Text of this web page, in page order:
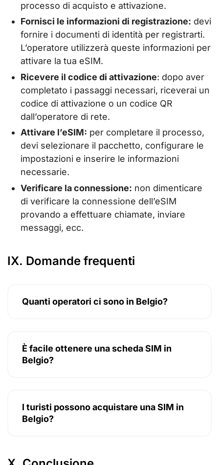
processo di acquisto e attivazione.
Fornisci le informazioni di registrazione: devi
fornire i documenti di identità per registrarti.
L’operatore utilizzerà queste informazioni per
attivare la tua eSIM.
Ricevere il codice di attivazione: dopo aver
completato i passaggi necessari, riceverai un
codice di attivazione o un codice QR
dall’operatore di rete.
Attivare l’eSIM: per completare il processo,
devi selezionare il pacchetto, configurare le
impostazioni e inserire le informazioni
necessarie.
Verificare la connessione: non dimenticare
di verificare la connessione dell’eSIM
provando a effettuare chiamate, inviare
messaggi, ecc.
IX. Domande frequenti
Quanti operatori ci sono in Belgio?
È facile ottenere una scheda SIM in
Belgio?
I turisti possono acquistare una SIM in
Belgio?